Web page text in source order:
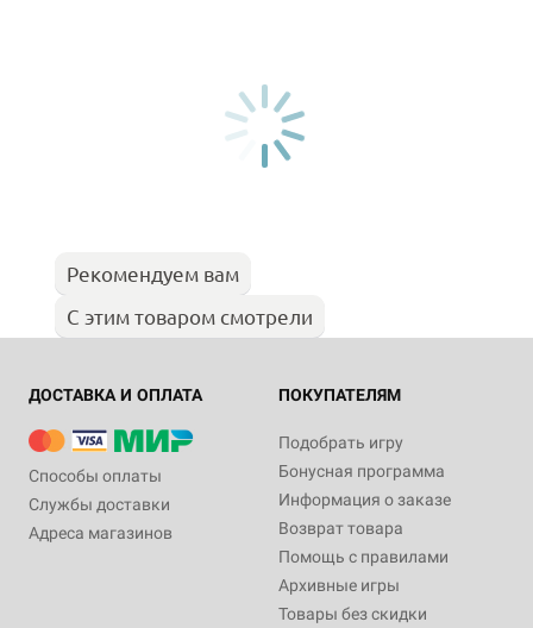
Рекомендуем вам
С этим товаром смотрели
ДОСТАВКА И ОПЛАТА
Способы оплаты
Службы доставки
Адреса магазинов
ПОКУПАТЕЛЯМ
Подобрать игру
Бонусная программа
Информация о заказе
Возврат товара
Помощь с правилами
Архивные игры
Товары без скидки